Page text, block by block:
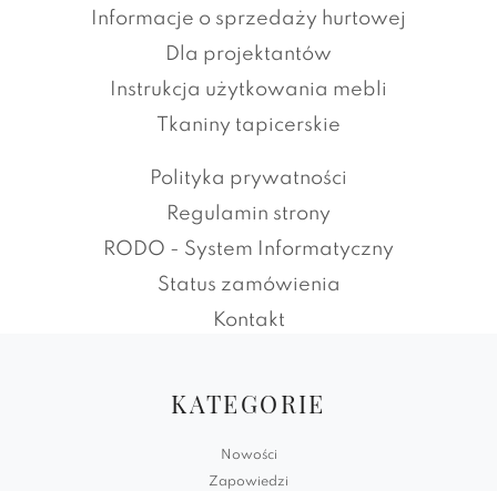
Informacje o sprzedaży hurtowej
Dla projektantów
Instrukcja użytkowania mebli
Tkaniny tapicerskie
Polityka prywatności
Regulamin strony
RODO - System Informatyczny
Status zamówienia
Kontakt
KATEGORIE
Nowości
Zapowiedzi